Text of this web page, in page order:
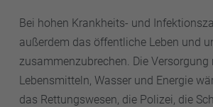
Bei hohen Krankheits- und
außerdem das öffentliche Leben und
zusammenzubrechen. Die Versorgung
Lebensmitteln, Wasser und Energie
das Rettungswesen, die Polizei, die